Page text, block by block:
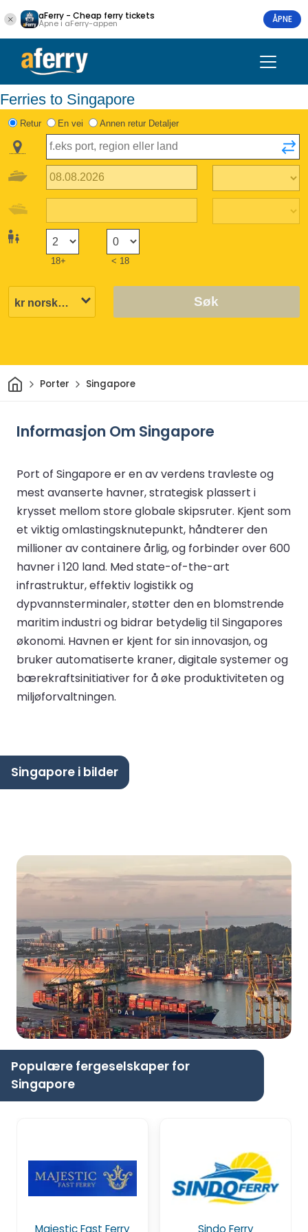
aFerry - Cheap ferry tickets
Åpne i aFerry-appen ÅPNE
Ferries to Singapore
Retur En vei Annen retur Detaljer
18+ < 18
Søk
HjemPorter Singapore
Informasjon Om Singapore
Port of Singapore er en av verdens travleste og
mest avanserte havner, strategisk plassert i
krysset mellom store globale skipsruter. Kjent som
et viktig omlastingsknutepunkt, håndterer den
millioner av containere årlig, og forbinder over 600
havner i 120 land. Med state-of-the-art
infrastruktur, effektiv logistikk og
dypvannsterminaler, støtter den en blomstrende
maritim industri og bidrar betydelig til Singapores
økonomi. Havnen er kjent for sin innovasjon, og
bruker automatiserte kraner, digitale systemer og
bærekraftsinitiativer for å øke produktiviteten og
miljøforvaltningen.
Singapore i bilder
Populære fergeselskaper for
Singapore
Majestic Fast Ferry Sindo Ferry